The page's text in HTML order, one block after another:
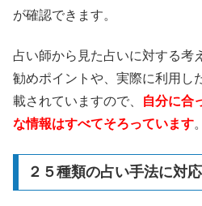
が確認できます。
占い師から見た占いに対する考
勧めポイントや、実際に利用し
載されていますので、
自分に合
な情報はすべてそろっています。
２５種類の占い手法に対